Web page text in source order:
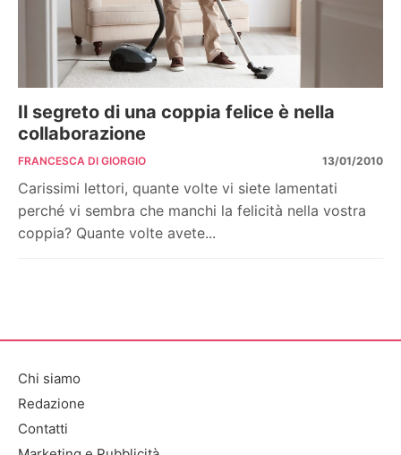
Il segreto di una coppia felice è nella
collaborazione
FRANCESCA DI GIORGIO 13/01/2010
Carissimi lettori, quante volte vi siete lamentati
perché vi sembra che manchi la felicità nella vostra
coppia? Quante volte avete...
Chi siamo
Redazione
Contatti